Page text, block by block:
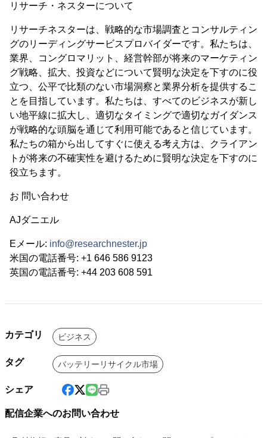
リサーチ・ネスターについて
リサーチネスターは、戦略的な市場調査とコンサルティン
グのリーディングサービスプロバイダーです。私たちは、
業界、コングロマリット、経営幹部が将来のマーケティン
グ戦略、拡大、投資などについて賢明な決定を下すのに役
立つ、公平で比類のない市場洞察と業界分析を提供するこ
とを目指しています。私たちは、すべてのビジネスが新し
い地平線に拡大し、適切なタイミングで適切なガイダンス
が戦略的な頭脳を通じて利用可能であると信じています。
私たちの箱から出してすぐに使える考え方は、クライアン
トが将来の不確実性を避けるために賢明な決定を下すのに
役立ちます。
お 問い合わせ
AJダニエル
Eメール: info@researchnester.jp
米国の電話番号: +1 646 586 9123
英国の電話番号: +44 203 608 591
カテゴリ ビジネス
タグ バッテリーリサイクル市場
シェア
配信企業へのお問い合わせ